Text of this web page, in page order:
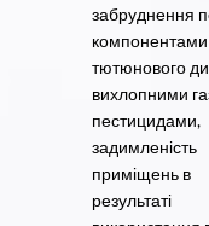
забруднення
компонентами
тютюнового
вихлопними
пестицидами,
задимленість
приміщень в
результаті